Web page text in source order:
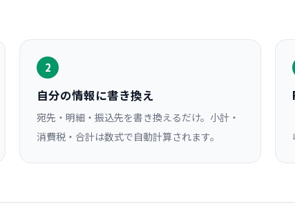
2
自分の情報に書き換え
宛先・明細・振込先を書き換えるだけ。小計・
消費税・合計は数式で自動計算されます。